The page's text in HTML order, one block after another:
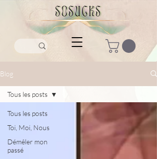
Blog
Tous les posts
Toi, Moi, Nous
Démêler mon
passé
Tous les posts